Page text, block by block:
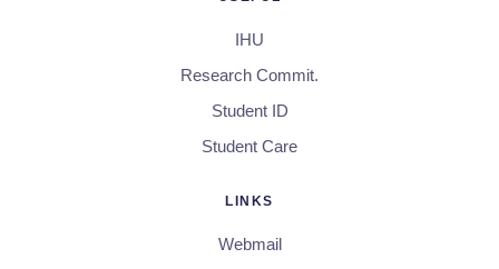
IHU
Research Commit.
Student ID
Student Care
LINKS
Webmail